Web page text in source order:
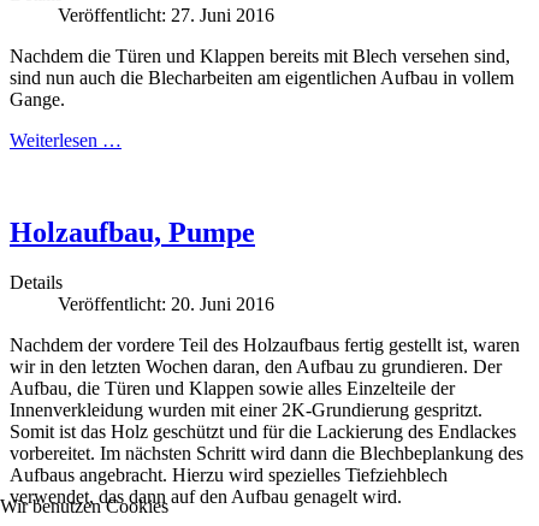
Veröffentlicht: 27. Juni 2016
Nachdem die Türen und Klappen bereits mit Blech versehen sind,
sind nun auch die Blecharbeiten am eigentlichen Aufbau in vollem
Gange.
Weiterlesen …
Holzaufbau, Pumpe
Details
Veröffentlicht: 20. Juni 2016
Nachdem der vordere Teil des Holzaufbaus fertig gestellt ist, waren
wir in den letzten Wochen daran, den Aufbau zu grundieren. Der
Aufbau, die Türen und Klappen sowie alles Einzelteile der
Innenverkleidung wurden mit einer 2K-Grundierung gespritzt.
Somit ist das Holz geschützt und für die Lackierung des Endlackes
vorbereitet. Im nächsten Schritt wird dann die Blechbeplankung des
Aufbaus angebracht. Hierzu wird spezielles Tiefziehblech
verwendet, das dann auf den Aufbau genagelt wird.
Wir benutzen Cookies